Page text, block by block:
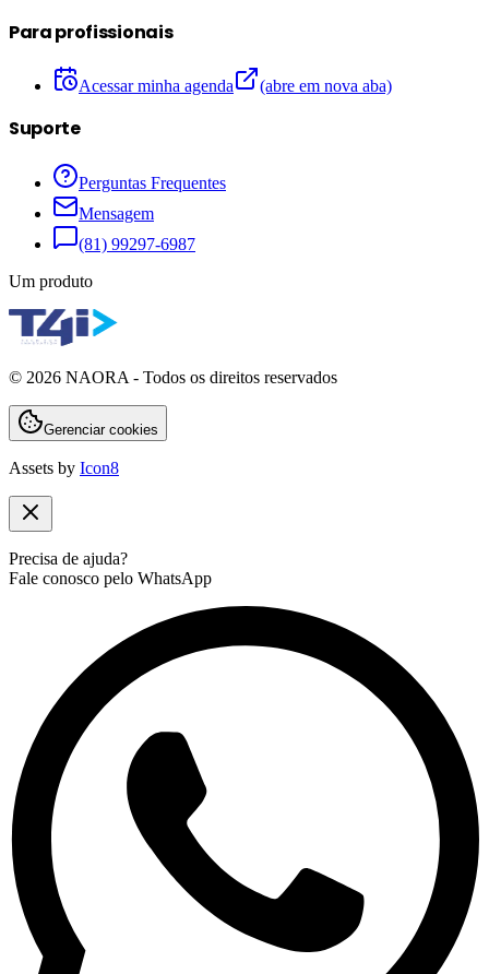
Para profissionais
Acessar minha agenda (abre em nova aba)
Suporte
Perguntas Frequentes
Mensagem
(81) 99297-6987
Um produto
© 2026 NAORA - Todos os direitos reservados
Gerenciar cookies
Assets by Icon8
Precisa de ajuda?
Fale conosco pelo WhatsApp